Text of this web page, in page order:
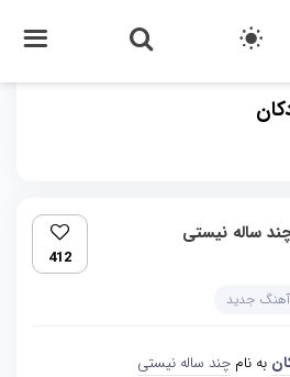
ساله نیستی
412
آهنگ جدید
به نامچند ساله نیستی